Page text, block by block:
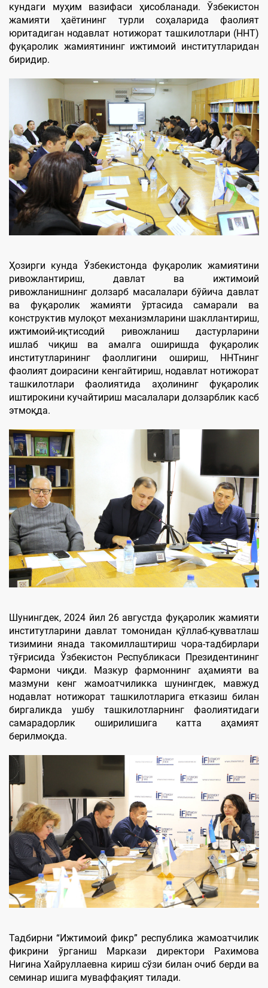
кундаги муҳим вазифаси ҳисобланади. Ўзбекистон
жамияти ҳаётининг турли соҳаларида фаолият
юритадиган нодавлат нотижорат ташкилотлари (ННТ)
фуқаролик жамиятининг ижтимоий институтларидан
биридир.
Ҳозирги кунда Ўзбекистонда фуқаролик жамиятини
ривожлантириш, давлат ва ижтимоий
ривожланишнинг долзарб масалалари бўйича давлат
ва фуқаролик жамияти ўртасида самарали ва
конструктив мулоқот механизмларини шакллантириш,
ижтимоий-иқтисодий ривожланиш дастурларини
ишлаб чиқиш ва амалга оширишда фуқаролик
институтларининг фаоллигини ошириш, ННТнинг
фаолият доирасини кенгайтириш, нодавлат нотижорат
ташкилотлари фаолиятида аҳолининг фуқаролик
иштирокини кучайтириш масалалари долзарблик касб
этмоқда.
Шунингдек, 2024 йил 26 августда фуқаролик жамияти
институтларини давлат томонидан қўллаб-қувватлаш
тизимини янада такомиллаштириш чора-тадбирлари
тўғрисида Ўзбекистон Республикаси Президентининг
Фармони чиқди. Мазкур фармоннинг аҳамияти ва
мазмуни кенг жамоатчиликка шунингдек, мавжуд
нодавлат нотижорат ташкилотларига етказиш билан
биргаликда ушбу ташкилотларнинг фаолиятидаги
самарадорлик оширилишига катта аҳамият
берилмоқда.
Тадбирни “Ижтимоий фикр” республика жамоатчилик
фикрини ўрганиш Маркази директори Рахимова
Нигина Хайруллаевна кириш сўзи билан очиб берди ва
семинар ишига муваффақият тилади.